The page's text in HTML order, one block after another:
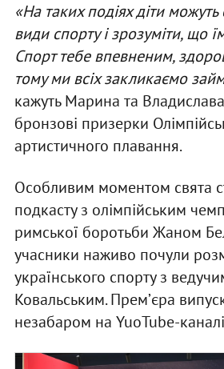
«На таких подіях діти можуть
види спорту і зрозуміти, що
Спорт тебе впевненим,
тому ми всіх закликаємо
кажуть Марина та Владислава
бронзові призерки
артистичного плавання.
Особливим моментом свята
подкасту з олімпійським
римської боротьби Жаном
учасники наживо почули
українського спорту з
Ковальським. Премʼєра
незабаром на YuoTube-